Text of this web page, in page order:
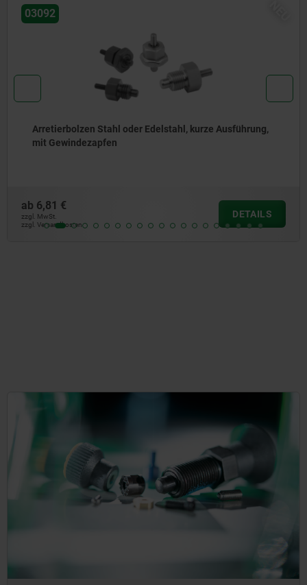
03092
Arretierbolzen Stahl oder Edelstahl, mit Edelstahl-
Zugring
ab 4,66 €
zzgl. MwSt.
zzgl. Versandkosten
DETAILS